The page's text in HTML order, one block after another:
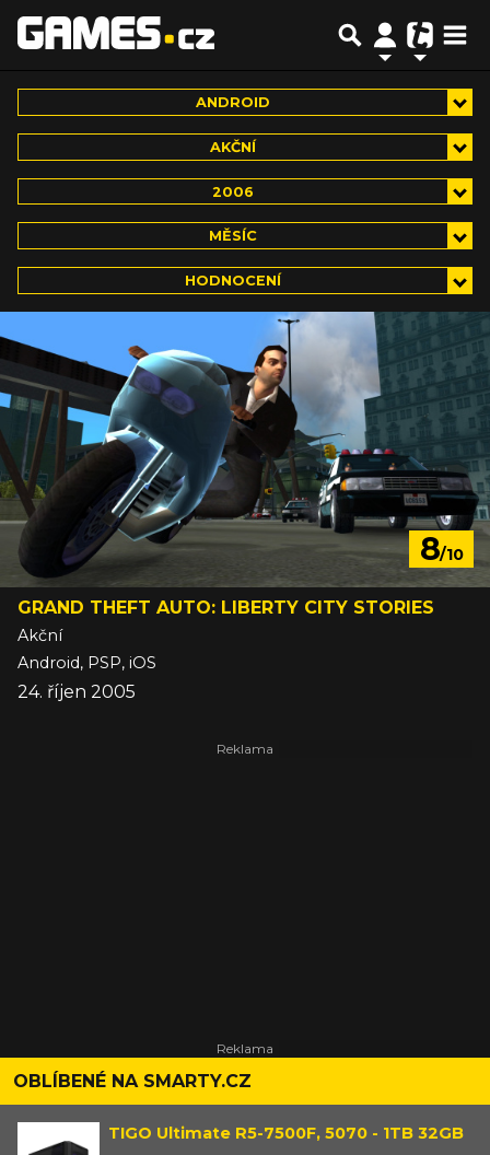
ANDROID
AKČNÍ
2006
MĚSÍC
HODNOCENÍ
8/10
GRAND THEFT AUTO: LIBERTY CITY STORIES
Akční
Android, PSP, iOS
24. říjen 2005
OBLÍBENÉ NA SMARTY.CZ
TIGO Ultimate R5-7500F, 5070 - 1TB 32GB